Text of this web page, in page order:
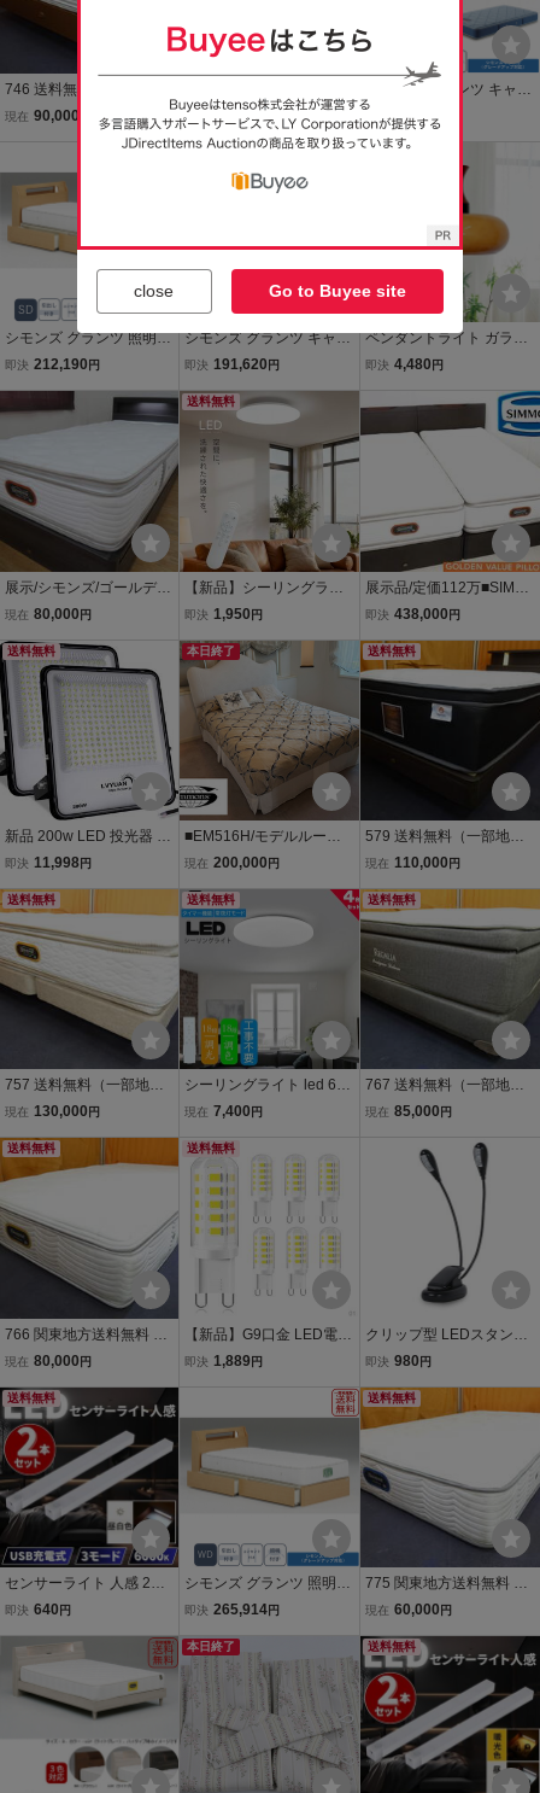
746 送料無料（一部地域
を除く）展示品 シモンズ
ニューフィットピロート
ッププレミアム シングル
ベッド 照明付
現在 90,000
を除く）展示品 シモンズ
カスタムロイヤル シング
ルベッド 宮・照明付
現在 120,000
シモンズ グランツ キャビ
タイプ LED照明付 引出付
き キング K ブラウン 新品
一部地域除く送料無料
即決 320,892
シモンズ グランツ 照明付
引出付 セミダブル SD ア
地域除く送料無料
即決 212,190 円
シモンズ グランツ キャビ
タイプ LED照明付 引出付
品 一部地域除く送料無料
即決 191,620 円
ペンダントライト ガラス
シンプル 室内照明 E27口
さ調節 ガラス 木製 天然木
簡単取付け ナチュラル 照
即決 4,480 円
展示/シモンズ/ゴールデン
バリューピロートッププ
し付/高級モダン/シングル
ベッド
現在 80,000 円
送料無料
【新品】シーリングライ
ト LED照明 インテリア照
イト リモコン 天井照明 お
しゃれ 調光 調色 ledcl-d2
4-sp
即決 1,950 円
展示品/定価112万■SIMM
ONS/シモンズ■超高級■ゴ
トッププレミアム■シング
ル×2台/ツインベッド■引
出・LED照明
即決 438,000 円
送料無料
新品 200w LED 投光器 2
個入 昼光色 24000LM led
ラッドライト 超軽量 倉庫
照明 ワークライト 屋外照
明 Yinleader
即決 11,998円
本日終了
■EM516H/モデルルーム
展示品/シモンズ/SIMMON
プレミアム/ビューティレ
スト/クイーンサイズベッ
ド/ダブルクッション
現在 200,000 円
送料無料
579 送料無料（一部地域
を除く）展示品 IDC大塚
クラウンジュエル タンザ
ナイト2 シングルベッド
宮・照明付
現在 110,000 円
送料無料
757 送料無料（一部地域
を除く）展示品 シモンズ
ートッププレミアム クイ
ーンベッド
現在 130,000 円
送料無料
シーリングライト led 6畳
調光調色 薄形 リモコン付
6畳 照明器具 天井照明 6
畳用 おしゃれ 軽い 常夜灯
4台セット
現在 7,400 円
送料無料
767 送料無料（一部地域
を除く）展示品 キングス
ニアデラックス ダブルベ
ッド 45万
現在 85,000 円
送料無料
766 関東地方送料無料 展
示品 シモンズ ニューフィ
アム セミダブルサイズマ
ットレス
現在 80,000 円
送料無料
【新品】G9口金 LED電球
LEDランプ セラミックス
方向照明 6000K 昼白色 4
0Ｗハロゲンランプ相当 6
個セット 22
即決 1,889円
クリップ型 LEDスタンド
ライト LEDライト 小型 読
ブル照明 4LED tec-bl23d
即決 980 円
送料無料
センサーライト 人感 2個
LED 室内 玄関 クローゼッ
自動点灯 マグネット バッ
テリー20cm廊下トイレ ロ
フト配線不要
即決 640 円
シモンズ グランツ 照明付
引出付 ワイドダブル WD
部地域除く送料無料
即決 265,914円
送料無料
775 関東地方送料無料 展
示品 シモンズ エクストラ
ブルサイズマットレス
現在 60,000 円
本日終了 送料無料
close Go to Buyee site